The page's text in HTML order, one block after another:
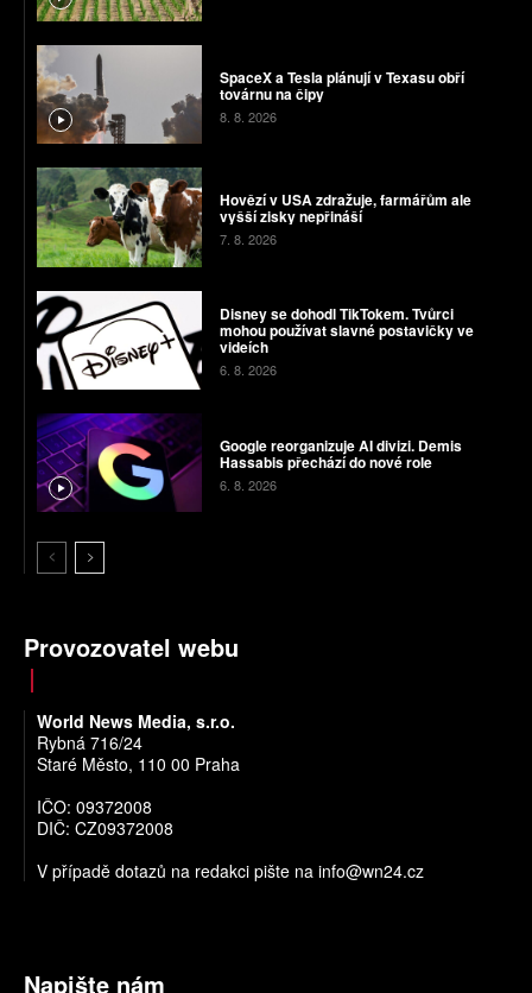
SpaceX a Tesla plánují v Texasu obří
továrnu na čipy
8. 8. 2026
Hovězí v USA zdražuje, farmářům ale
vyšší zisky nepřináší
7. 8. 2026
Disney se dohodl TikTokem. Tvůrci
mohou používat slavné postavičky ve
videích
6. 8. 2026
Google reorganizuje AI divizi. Demis
Hassabis přechází do nové role
6. 8. 2026
Provozovatel webu
World News Media, s.r.o.
Rybná 716/24
Staré Město, 110 00 Praha
IČO: 09372008
DIČ: CZ09372008
V případě dotazů na redakci pište na info@wn24.cz
Napište nám